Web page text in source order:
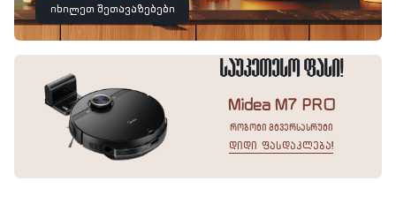
იხილეთ შეთავაზებები
საუკეთესო ფასი!
Midea M7 PRO
რობოტი მტვერსასრუტი
დიდი ფასდაკლება!